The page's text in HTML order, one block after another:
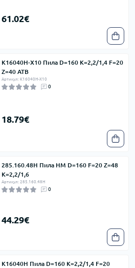
61.02€
K16040H-X10 Пила D=160 K=2,2/1,4 F=20
Z=40 ATB
Артикул: K16040H-X10
0
18.79€
285.160.48H Пила HM D=160 F=20 Z=48
K=2,2/1,6
Артикул: 285.160.48H
0
44.29€
K16040H Пила D=160 K=2,2/1,4 F=20